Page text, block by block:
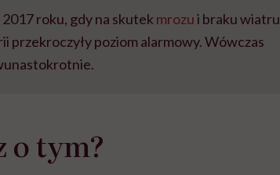
roku, gdy na skutek mrozui braku wiatru
przekroczyły poziom alarmowy. Wówczas
o tym?